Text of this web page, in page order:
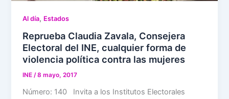
Al día, Estados
Reprueba Claudia Zavala, Consejera
Electoral del INE, cualquier forma de
violencia política contra las mujeres
INE/8 mayo, 2017
Número: 140 Invita a los Institutos Electorales